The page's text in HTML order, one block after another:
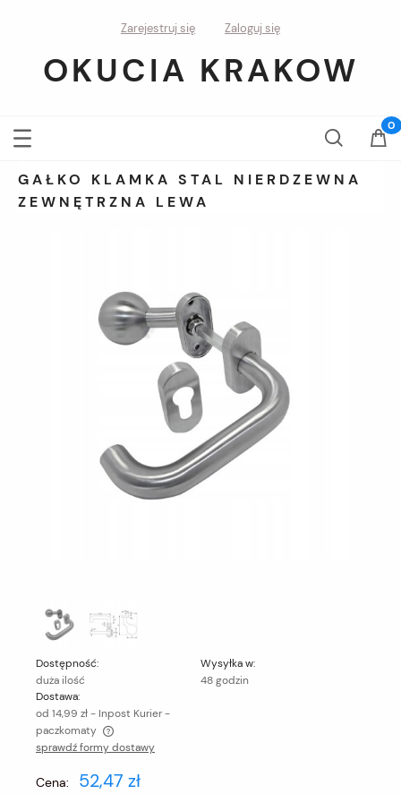
Zarejestruj się Zaloguj się
OKUCIA KRAKOW
GAŁKO KLAMKA STAL NIERDZEWNA
ZEWNĘTRZNA LEWA
Dostępność:
duża ilość
Wysyłka w:
48 godzin
Dostawa:
od 14,99 zł- Inpost Kurier -
paczkomaty
Cena nie zawiera ewentualnych kosztów płatności
sprawdź formy dostawy
Cena: 52,47 zł